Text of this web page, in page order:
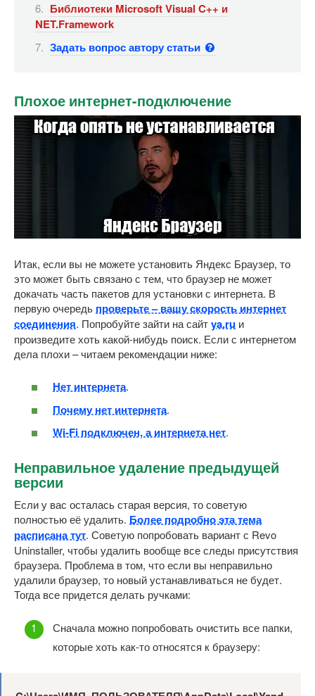
Библиотеки Microsoft Visual C++ и
NET.Framework
Задать вопрос автору статьи
Плохое интернет-подключение
Итак, если вы не можете установить Яндекс Браузер, то
это может быть связано с тем, что браузер не может
докачать часть пакетов для установки с интернета. В
первую очередь проверьте – вашу скорость интернет
соединения. Попробуйте зайти на сайтya.ru и
произведите хоть какой-нибудь поиск. Если с интернетом
дела плохи – читаем рекомендации ниже:
Нет интернета.
Почему нет интернета.
Wi-Fi подключен, а интернета нет.
Неправильное удаление предыдущей
версии
Если у вас осталась старая версия, то советую
полностью её удалить. Более подробно эта тема
расписана тут. Советую попробовать вариант с Revo
Uninstaller, чтобы удалить вообще все следы присутствия
браузера. Проблема в том, что если вы неправильно
удалили браузер, то новый устанавливаться не будет.
Тогда все придется делать ручками:
Сначала можно попробовать очистить все папки,
которые хоть как-то относятся к браузеру: